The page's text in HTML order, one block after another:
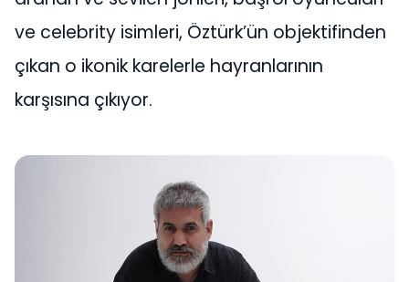
ve celebrity isimleri, Öztürk’ün objektifinden
çıkan o ikonik karelerle hayranlarının
karşısına çıkıyor.